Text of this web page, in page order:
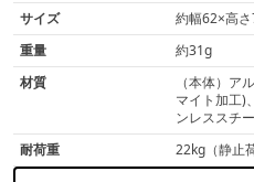
サイズ
約幅62×高
重量
約31g
材質
（本体）ア
マイト加工)
ンレススチ
耐荷重
22kg（静止